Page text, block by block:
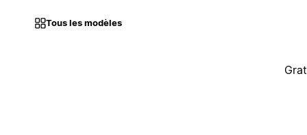
Tous les modèles